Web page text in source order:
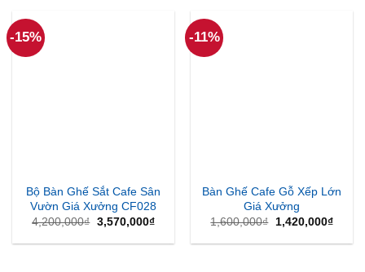
2,650,000₫.
-15%
Bộ Bàn Ghế Sắt Cafe Sân
Vườn Giá Xưởng CF028
4,200,000₫ Giá
là:
3,570,000₫Giá
tại
-11%
Bàn Ghế Cafe Gỗ Xếp Lớn
Giá Xưởng
1,600,000₫
Giá
là:
1,420,000₫Giá
tại